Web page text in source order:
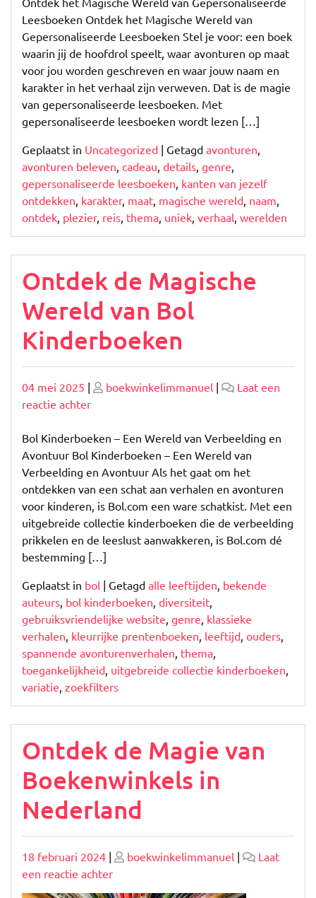
Leesboeken Ontdek het Magische Wereld van
Gepersonaliseerde Leesboeken Stel je voor: een boek
waarin jij de hoofdrol speelt, waar avonturen op maat
voor jou worden geschreven en waar jouw naam en
karakter in het verhaal zijn verweven. Dat is de magie
van gepersonaliseerde leesboeken. Met
gepersonaliseerde leesboeken wordt lezen […]
Geplaatst in Uncategorized | Getagd avonturen
avonturen beleven cadeau details genre
gepersonaliseerde leesboeken kanten van jezelf
ontdekken karakter, maat magische wereld naam
ontdek plezier, reis thema uniek verhaal werelden
Ontdek de Magische
Wereld van Bol
Kinderboeken
Geplaatst
op
04 mei 2025 | Geplaatst
boekwinkelimmanuel |
Laat een
reactie achterop
de
Magische
Wereld
van
Bol
Kinderboeken
Bol Kinderboeken – Een Wereld van Verbeelding en
Avontuur Bol Kinderboeken – Een Wereld van
Verbeelding en Avontuur Als het gaat om het
ontdekken van een schat aan verhalen en avonturen
voor kinderen, is Bol.com een ware schatkist. Met een
uitgebreide collectie kinderboeken die de verbeelding
prikkelen en de leeslust aanwakkeren, is Bol.com dé
bestemming […]
Geplaatst in bol | Getagd alle leeftijden bekende
auteurs bol kinderboeken diversiteit
gebruiksvriendelijke website genre klassieke
verhalen kleurrijke prentenboeken leeftijd ouders
spannende avonturenverhalen thema
toegankelijkheid uitgebreide collectie kinderboeken
variatie zoekfilters
Ontdek de Magie van
Boekenwinkels in
Nederland
Geplaatst
op
18 februari 2024 | Geplaatst
boekwinkelimmanuel |
Laat
een reactie achterop